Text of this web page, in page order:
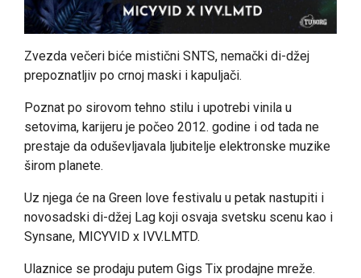
Zvezda večeri biće mistični SNTS, nemački di-džej
prepoznatljiv po crnoj maski i kapuljači.
Poznat po sirovom tehno stilu i upotrebi vinila u
setovima, karijeru je počeo 2012. godine i od tada ne
prestaje da oduševljavala ljubitelje elektronske muzike
širom planete.
Uz njega će na Green love festivalu u petak nastupiti i
novosadski di-džej Lag koji osvaja svetsku scenu kao i
Synsane, MICYVID x IVV.LMTD.
Ulaznice se prodaju putem Gigs Tix prodajne mreže.